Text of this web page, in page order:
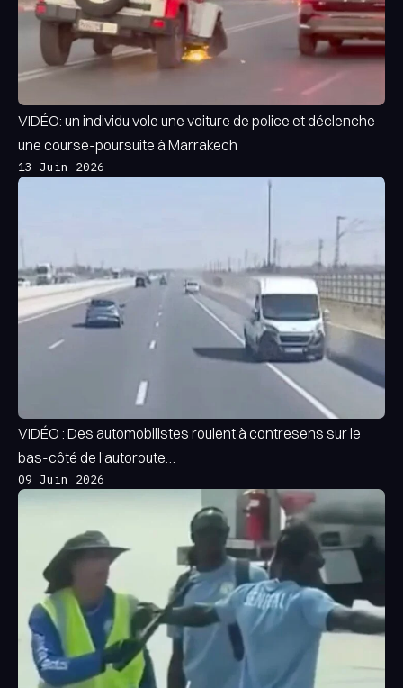
VIDÉO: un individu vole une voiture de police et déclenche
une course-poursuite à Marrakech
13 Juin 2026
VIDÉO : Des automobilistes roulent à contresens sur le
bas-côté de l’autoroute…
09 Juin 2026